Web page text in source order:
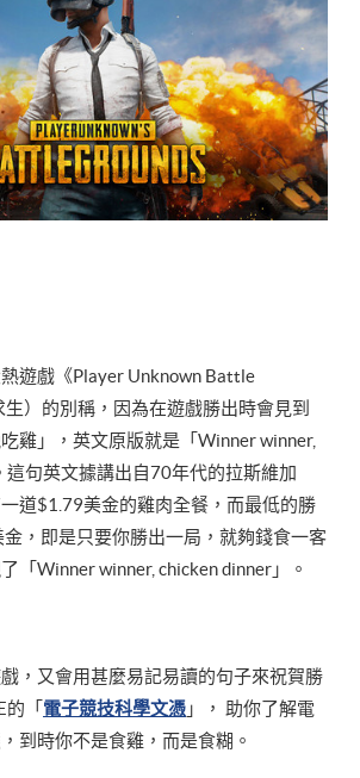
熱遊戲《Player Unknown Battle
）的別稱，因為在遊戲勝出時會見到
吃雞」，英文原版就是「Winner winner,
這句英文據講出自70年代的拉斯維加
道$1.79美金的雞肉全餐，而最低的勝
，即是只要你勝出一局，就夠錢食一客
「Winner winner, chicken dinner」。
，又會用甚麼易記易讀的句子來祝賀勝
的「 電子競技科學文憑 」， 助你了解電
到時你不是食雞，而是食糊。